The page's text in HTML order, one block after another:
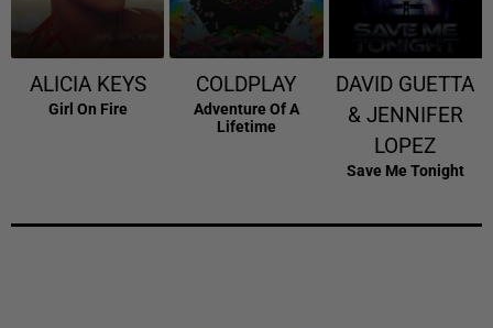
ALICIA KEYS
Girl On Fire
COLDPLAY
Adventure Of A
Lifetime
DAVID GUETTA
& JENNIFER
LOPEZ
Save Me Tonight